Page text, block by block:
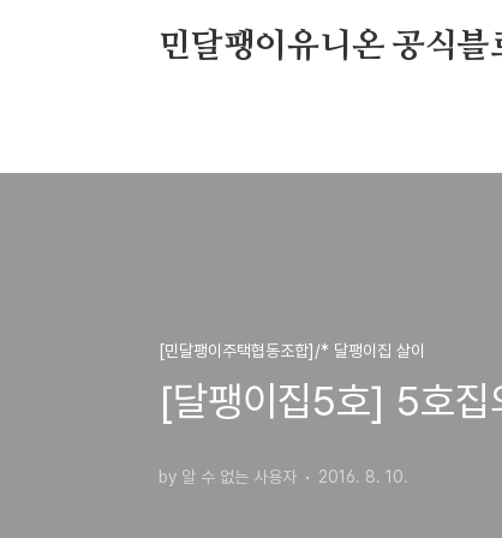
민달팽이유니온 공식블
[민달팽이주택협동조합]/* 달팽이집 살이
[달팽이집5호] 5호집
by 알 수 없는 사용자 2016. 8. 10.